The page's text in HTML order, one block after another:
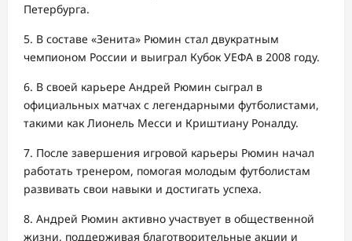
Петербурга.
5. В составе «Зенита» Рюмин стал двукратным
чемпионом России и выиграл Кубок УЕФА в 2008 году.
6. В своей карьере Андрей Рюмин сыграл в
официальных матчах с легендарными футболистами,
такими как Лионель Месси и Криштиану Роналду.
7. После завершения игровой карьеры Рюмин начал
работать тренером, помогая молодым футболистам
развивать свои навыки и достигать успеха.
8. Андрей Рюмин активно участвует в общественной
жизни, поддерживая благотворительные акции и